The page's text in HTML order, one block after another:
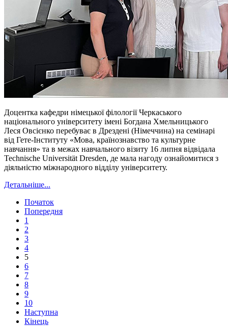
Доцентка кафедри німецької філології Черкаського
національного університету імені Богдана Хмельницького
Леся Овсієнко перебуває в Дрездені (Німеччина) на семінарі
від Гете-Інституту «Мова, країнознавство та культурне
навчання» та в межах навчального візиту 16 липня відвідала
Technische Universität Dresden, де мала нагоду ознайомитися з
діяльністю міжнародного відділу університету.
Детальніше...
Початок
Попередня
1
2
3
4
5
6
7
8
9
10
Наступна
Кінець